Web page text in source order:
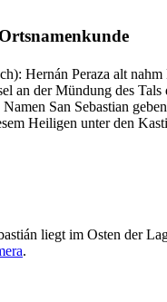
Hernán Peraza alt nahm
an der Mündung des Tals
San Sebastian
Heiligen unter den
liegt im Osten der
.